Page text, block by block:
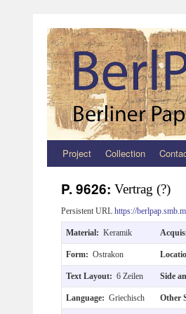
Zum
springen
Project Collection
P. 9626: Vertrag (?)
Persistent URL https://
Material: Keramik
Form: Ostrakon
Text Layout: 6 Zeilen Side
Language: Griechisch Other